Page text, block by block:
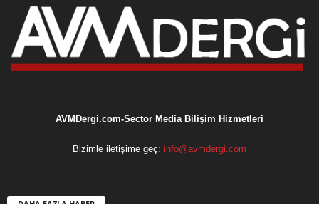
AVMDergi.com-Sector Media Bilişim Hizmetleri
Bizimle iletişime geç: info@avmdergi.com